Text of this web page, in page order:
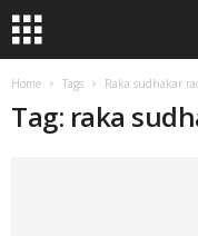
Home Tags Raka sudhakar
Tag: raka